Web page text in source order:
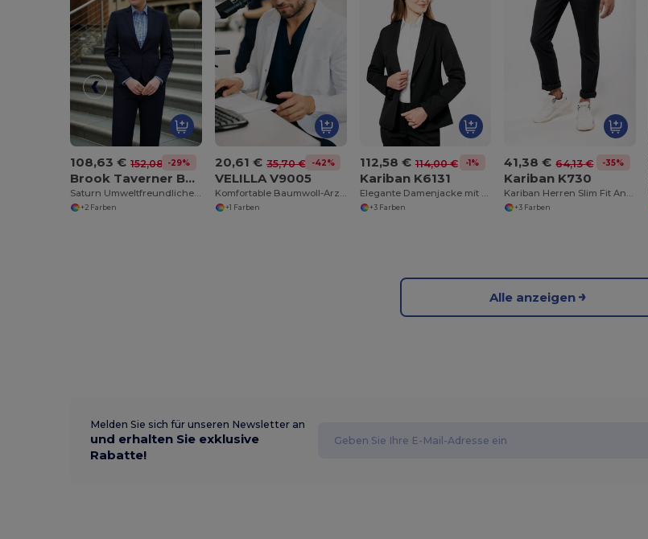
108,63 € 152,08 €-29%
Brook Taverner BT2255
Saturn Umweltfreundliche Tailored Jacke
+2 Farben
20,61 € 35,70 € -42%
VELILLA V9005
Komfortable Baumwoll-Arztbluse mit Taschen
+1 Farben
112,58 € 114,00 € -1%
Kariban K6131
Elegante Damenjacke mit Knopfdetails
+3 Farben
41,38 € 64,13 € -35%
Kariban K730
Kariban Herren Slim Fit Anzughose K730
+3 Farben
Alle anzeigen
Melden Sie sich für unseren Newsletter an
und erhalten Sie exklusive
Rabatte!